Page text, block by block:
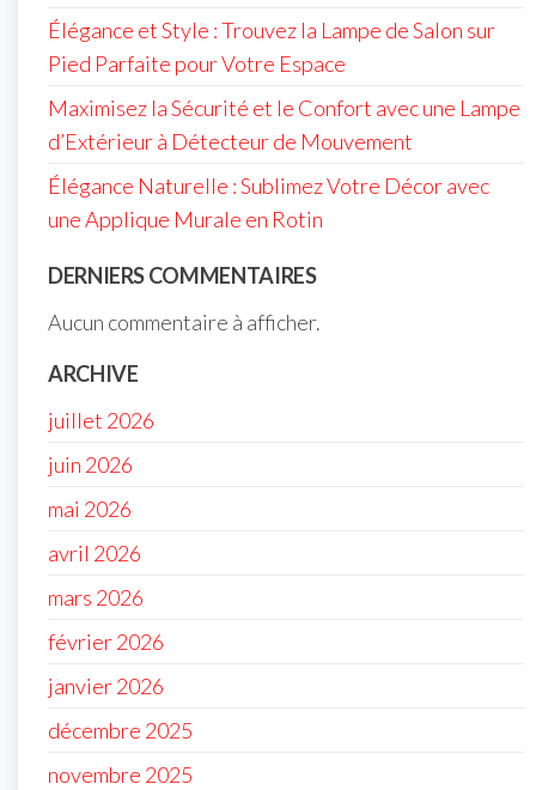
Élégance et Style : Trouvez la Lampe de Salon sur
Pied Parfaite pour Votre Espace
Maximisez la Sécurité et le Confort avec une Lampe
d’Extérieur à Détecteur de Mouvement
Élégance Naturelle : Sublimez Votre Décor avec
une Applique Murale en Rotin
DERNIERS COMMENTAIRES
Aucun commentaire à afficher.
ARCHIVE
juillet 2026
juin 2026
mai 2026
avril 2026
mars 2026
février 2026
janvier 2026
décembre 2025
novembre 2025